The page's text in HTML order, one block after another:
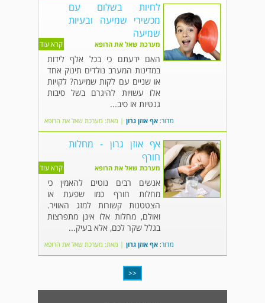
לחיות בשלום עם
מכשירי שמיעה ובעיות
שמיעה
מערכת שאל את הרופא קרא עוד
האם ידעתם כי בכל אלף לידות
במדינות המערב נולדים תינוק אחד
או שניים עם לקות שמיעה? לקויות
אלו עשויות להיגרם בשל סיבות
גנטיות או סיב...
מדור:אף אוזן גרון | מאת: מערכת שאל את הרופא
אף אוזן גרון - מחלות
חורף
מערכת שאל את הרופא קרא עוד
אנשים רבים נוטים להאמין כי
מחלות חורף כמו שפעת או
הצטטנות קשורות למזג האוויר.
ואולם, מחלות אלו אינן מתפרצות
בגלל שקר לכם, אלא בעיק...
מדור:אף אוזן גרון | מאת: מערכת שאל את הרופא
<<